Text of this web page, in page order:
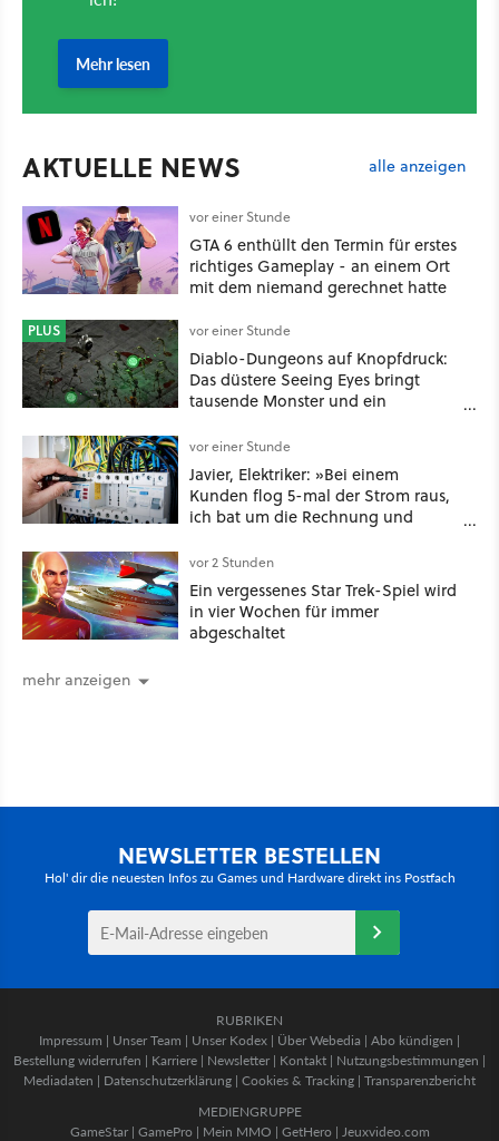
AKTUELLE NEWS alle anzeigen
vor einer Stunde
GTA 6 enthüllt den Termin für erstes
richtiges Gameplay - an einem Ort
mit dem niemand gerechnet hatte
PLUS vor einer Stunde
Diablo-Dungeons auf Knopfdruck:
Das düstere Seeing Eyes bringt
tausende Monster und ein
Spieler feuern
vor einer Stunde
Javier, Elektriker: »Bei einem
Kunden flog 5-mal der Strom raus,
ich bat um die Rechnung und
eine unterschiedliche vertragliche
Leistung hatte«
vor 2 Stunden
Ein vergessenes Star Trek-Spiel wird
in vier Wochen für immer
abgeschaltet
mehr anzeigen
NEWSLETTER BESTELLEN
Hol' dir die neuesten Infos zu Games und Hardware direkt ins Postfach
RUBRIKEN
Impressum | Unser Team | Unser Kodex | Über Webedia | Abo kündigen |
Bestellung widerrufen | Karriere | Newsletter | Kontakt | Nutzungsbestimmungen |
Mediadaten | Datenschutzerklärung | Cookies & Tracking | Transparenzbericht
MEDIENGRUPPE
GameStar| GamePro | Mein MMO | GetHero | Jeuxvideo.com